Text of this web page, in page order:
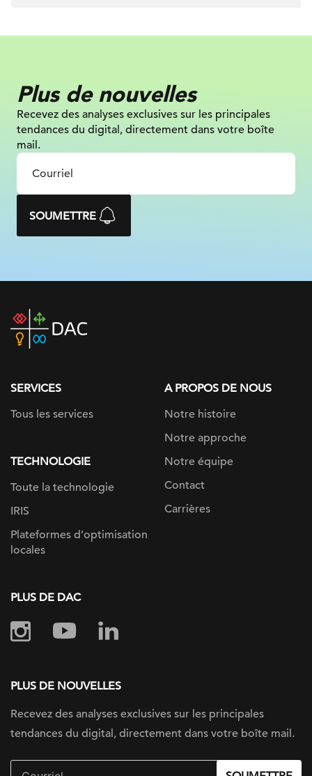
Plus de nouvelles
Recevez des analyses exclusives sur les principales
tendances du digital, directement dans votre boîte
mail.
SOUMETTRE
home
SERVICES
Tous les services
TECHNOLOGIE
Toute la technologie
IRIS
Plateformes d’optimisation
locales
A PROPOS DE NOUS
Notre histoire
Notre approche
Notre équipe
Contact
Carrières
PLUS DE DAC
PLUS DE NOUVELLES
Recevez des analyses exclusives sur les principales
tendances du digital, directement dans votre boîte mail.